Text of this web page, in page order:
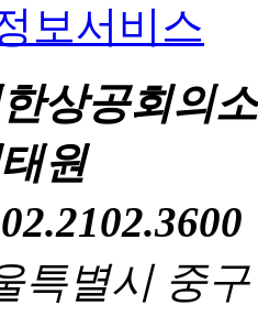
보서비스
상공회의소
원
02.2102.3600
특별시 중